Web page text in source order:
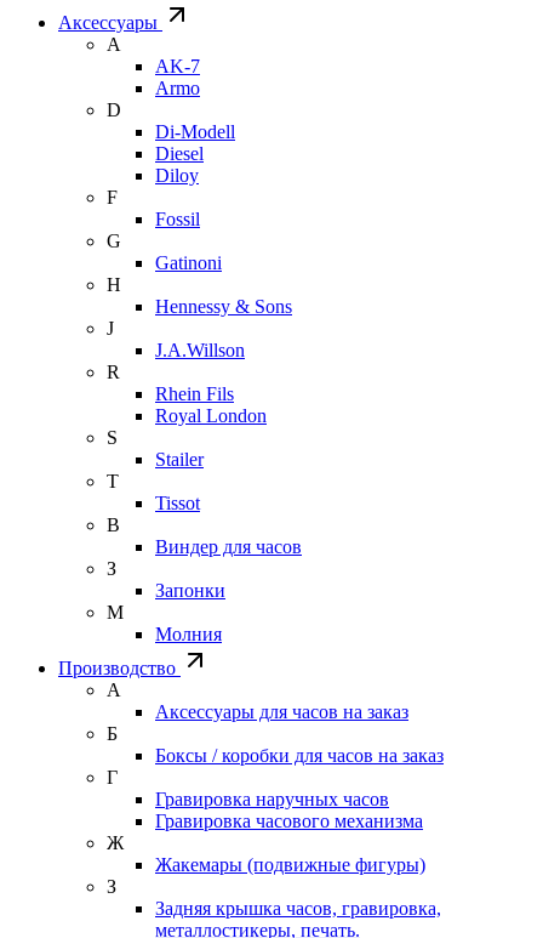
Аксессуары
A
AK-7
Armo
D
Di-Modell
Diesel
Diloy
F
Fossil
G
Gatinoni
H
Hennessy & Sons
J
J.A.Willson
R
Rhein Fils
Royal London
S
Stailer
T
Tissot
В
Виндер для часов
З
Запонки
М
Молния
Производство
А
Аксессуары для часов на заказ
Б
Боксы / коробки для часов на заказ
Г
Гравировка наручных часов
Гравировка часового механизма
Ж
Жакемары (подвижные фигуры)
З
Задняя крышка часов, гравировка,
металлостикеры, печать.